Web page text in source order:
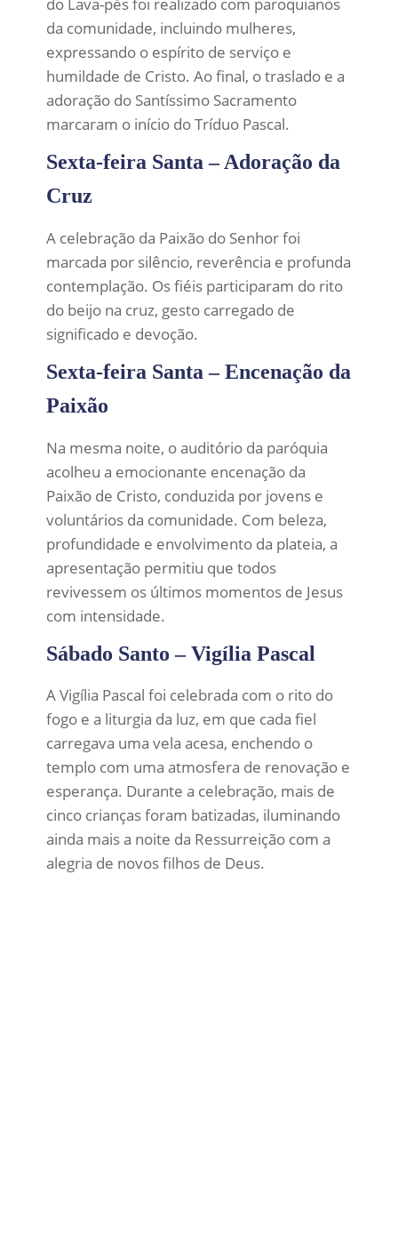
da comunidade, incluindo mulheres,
expressando o espírito de serviço e
humildade de Cristo. Ao final, o traslado e a
adoração do Santíssimo Sacramento
marcaram o início do Tríduo Pascal.
Sexta-feira Santa – Adoração da
Cruz
A celebração da Paixão do Senhor foi
marcada por silêncio, reverência e profunda
contemplação. Os fiéis participaram do rito
do beijo na cruz, gesto carregado de
significado e devoção.
Sexta-feira Santa – Encenação da
Paixão
Na mesma noite, o auditório da paróquia
acolheu a emocionante encenação da
Paixão de Cristo, conduzida por jovens e
voluntários da comunidade. Com beleza,
profundidade e envolvimento da plateia, a
apresentação permitiu que todos
revivessem os últimos momentos de Jesus
com intensidade.
Sábado Santo – Vigília Pascal
A Vigília Pascal foi celebrada com o rito do
fogo e a liturgia da luz, em que cada fiel
carregava uma vela acesa, enchendo o
templo com uma atmosfera de renovação e
esperança. Durante a celebração, mais de
cinco crianças foram batizadas, iluminando
ainda mais a noite da Ressurreição com a
alegria de novos filhos de Deus.